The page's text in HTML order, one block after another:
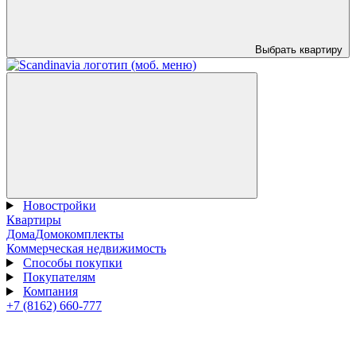
Выбрать квартиру
Новостройки
Квартиры
ДомаДомокомплекты
Коммерческая недвижимость
Способы покупки
Покупателям
Компания
+7 (8162) 660-777